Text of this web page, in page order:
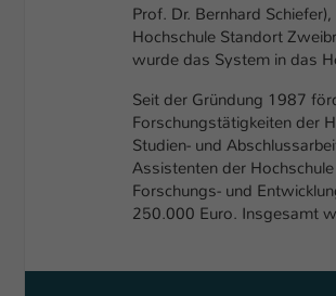
Prof. Dr. Bernhard
Hochschule Standort
wurde das System in das
Seit der Gründung 1987
Forschungstätigkeiten der
Studien- und
Assistenten der
Forschungs- und
250.000 Euro. Insgesamt